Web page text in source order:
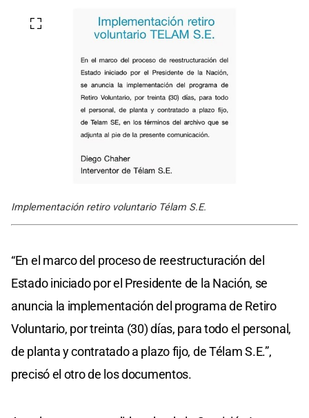
Implementación retiro voluntario Télam S.E.
“En el marco del proceso de reestructuración del
Estado iniciado por el Presidente de la Nación, se
anuncia la implementación del programa de Retiro
Voluntario, por treinta (30) días, para todo el personal,
de planta y contratado a plazo fijo, de Télam S.E.”,
precisó el otro de los documentos.